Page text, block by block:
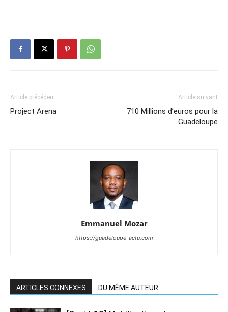
Article précédent
Project Arena
Article suivant
710 Millions d’euros pour la
Guadeloupe
Emmanuel Mozar
https://guadeloupe-actu.com
ARTICLES CONNEXES DU MÊME AUTEUR